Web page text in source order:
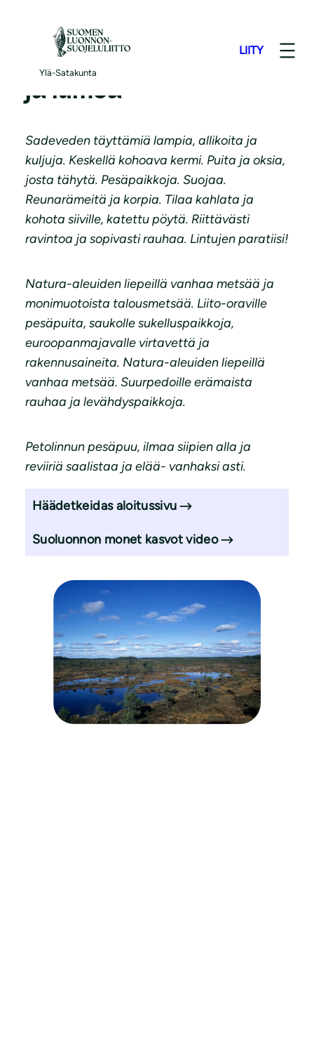
Ylä-Satakunta
LIITY
Häädetkeitaan lajeja
ja lumoa
Sadeveden täyttämiä lampia, allikoita ja
kuljuja. Keskellä kohoava kermi. Puita ja oksia,
josta tähytä. Pesäpaikkoja. Suojaa.
Reunarämeitä ja korpia. Tilaa kahlata ja
kohota siiville, katettu pöytä. Riittävästi
ravintoa ja sopivasti rauhaa. Lintujen paratiisi!
Natura-aleuiden liepeillä vanhaa metsää ja
monimuotoista talousmetsää. Liito-oraville
pesäpuita, saukolle sukelluspaikkoja,
euroopanmajavalle virtavettä ja
rakennusaineita. Natura-aleuiden liepeillä
vanhaa metsää. Suurpedoille erämaista
rauhaa ja levähdyspaikkoja.
Petolinnun pesäpuu, ilmaa siipien alla ja
reviiriä saalistaa ja elää- vanhaksi asti.
Häädetkeidas aloitussivu
Suoluonnon monet kasvot video